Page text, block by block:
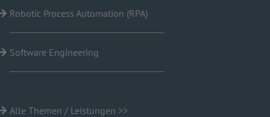
Robotic Process Automation (RPA)
Software Engineering
Alle Themen / Leistungen >>